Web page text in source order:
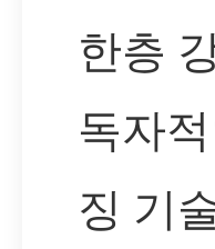
한층
독자
징 기